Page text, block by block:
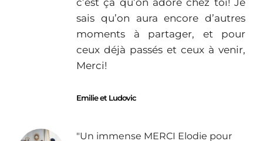
c’est ça qu’on adore chez toi! Je
sais qu’on aura encore d’autres
moments à partager, et pour
ceux déjà passés et ceux à venir,
Merci!
Emilie et Ludovic
"Un immense MERCI Elodie pour